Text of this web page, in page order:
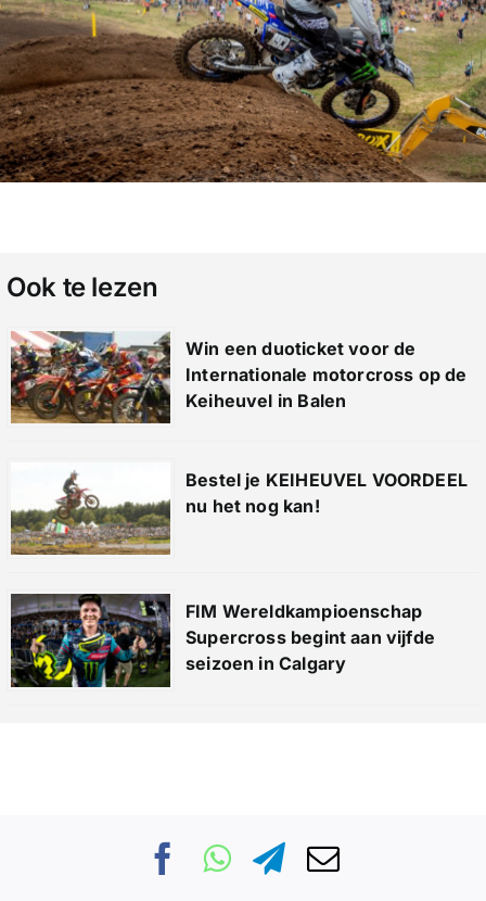
Ook te lezen
Win een duoticket voor de
Internationale motorcross op de
Keiheuvel in Balen
Bestel je KEIHEUVEL VOORDEEL
nu het nog kan!
FIM Wereldkampioenschap
Supercross begint aan vijfde
seizoen in Calgary